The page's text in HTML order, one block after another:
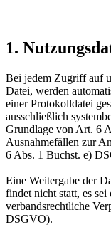
1.
Bei jedem Zugriff auf
Datei, werden
einer Protokolldatei
ausschließlich
Grundlage von Art. 6
Ausnahmefällen zur
6 Abs. 1 Buchst. e)
Eine Weitergabe der
findet nicht statt, es sei
verbandsrechtliche
DSGVO).